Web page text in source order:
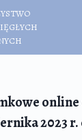
online
2023 r.